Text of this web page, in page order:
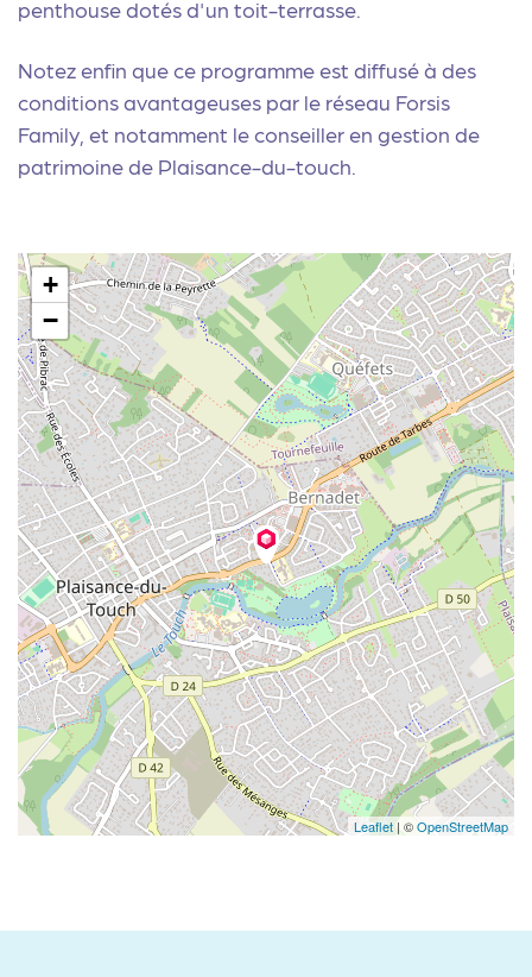
penthouse dotés d'un toit-terrasse.
Notez enfin que ce programme est diffusé à des
conditions avantageuses par le réseau Forsis
Family, et notamment leconseiller en gestion de
patrimoine de Plaisance-du-touch
+
−
Leaflet | ©OpenStreetMap